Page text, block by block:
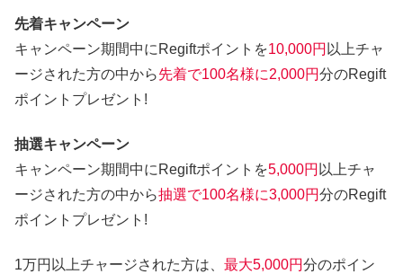
先着キャンペーン
キャンペーン期間中にRegiftポイントを10,000円 以上チャ
ージされた方の中から先着で100名様に2,000円分のRegift
ポイントプレゼント!
抽選キャンペーン
キャンペーン期間中にRegiftポイントを5,000円 以上チャ
ージされた方の中から抽選で100名様に3,000円分のRegift
ポイントプレゼント!
1万円以上チャージされた方は、 最大5,000円分のポイン